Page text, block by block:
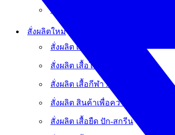
สินค้าราคาพิเศษ
สั่งผลิตใหม่
สั่งผลิต เสื้อโปโล เสื้อบริษัท
สั่งผลิต เสื้อโปโลผ้า Coolplus
สั่งผลิต เสื้อกีฬา Antibac
สั่งผลิต สินค้าเพื่อความยั่งยืน
สั่งผลิต เสื้อยืด ปัก-สกรีน